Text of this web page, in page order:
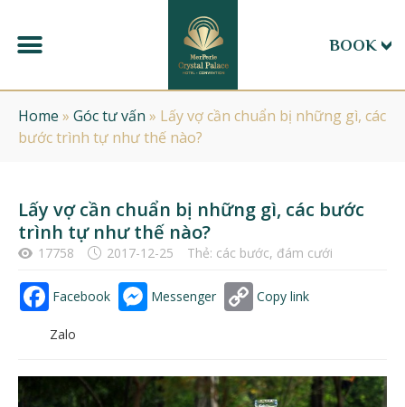
BOOK
Home » Góc tư vấn » Lấy vợ cần chuẩn bị những gì, các
bước trình tự như thế nào?
Lấy vợ cần chuẩn bị những gì, các bước
trình tự như thế nào?
17758 2017-12-25 Thẻ: các bước, đám cưới
Facebook Messenger Copy link
Zalo